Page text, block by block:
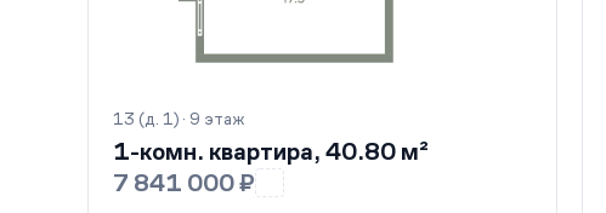
13 (д. 1) · 9 этаж
1-комн. квартира, 40.80 м²
7 841 000 ₽